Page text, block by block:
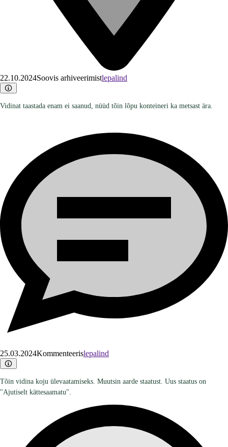
22.10.2024Soovis arhiveerimistlepalind
Vidinat taastada enam ei saanud, nüüd tõin lõpu konteineri ka metsast ära.
25.03.2024Kommenteerislepalind
Tõin vidina koju ülevaatamiseks. Muutsin aarde staatust. Uus staatus on
"Ajutiselt kättesaamatu".